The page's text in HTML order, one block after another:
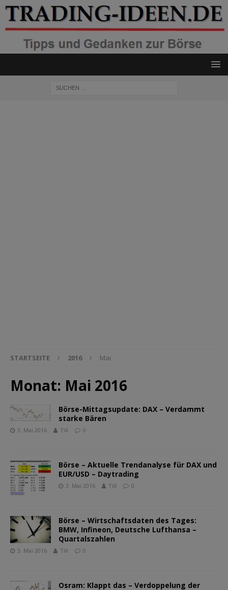
STARTSEITE 2016 Mai
Monat: Mai 2016
Börse-Mittagsupdate: DAX – Verdammt
starke Bären
3. Mai 2016 Till 0
Börse – Aktuelle Trendanalyse für DAX und
EUR/USD – Daytrading
3. Mai 2016 Till 0
Börse – Wirtschaftsdaten des Tages:
BMW, Infineon, Deutsche Lufthansa –
Quartalszahlen
3. Mai 2016 Till 0
Osram: Klappt das – Verdoppelung der